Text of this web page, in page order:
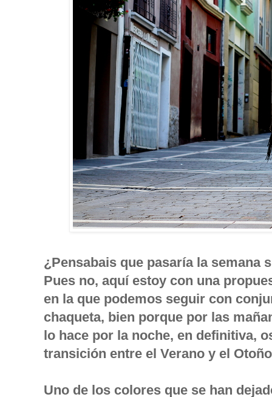
¿Pensabais que pasaría la semana
Pues no, aquí estoy con una
en la que podemos seguir con
chaqueta, bien porque por las
lo hace por la noche, en definitiva,
transición entre el Verano y el
Uno de los colores que se han